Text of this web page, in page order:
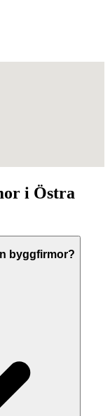
i Östra
byggfirmor?